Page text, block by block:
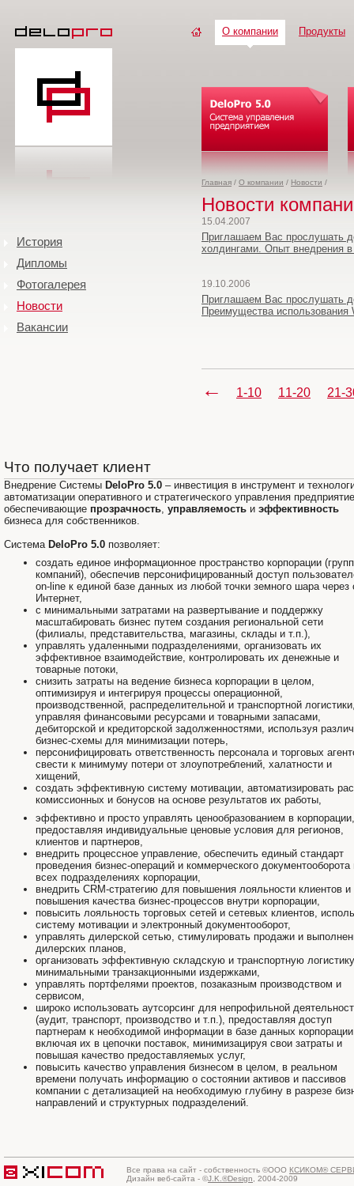
О компании Продукты
Главная / О компании / Новости /
История
Дипломы
Фотогалерея
Новости
Вакансии
Новости
15.04.2007
Приглашаем Вас прослушать
холдингами. Опыт внедрения
19.10.2006
Приглашаем Вас прослушать
Преимущества использования
← 1-10 11-20 21-
Что получает клиент
Внедрение Системы DeloPro 5.0 – инвестиция в инструмент и
автоматизации оперативного и стратегического управления
обеспечивающие прозрачность, управляемость и эффективность
бизнеса для собственников.
Система DeloPro 5.0 позволяет:
создать единое информационное пространство корпорации
компаний), обеспечив персонифицированный доступ
on-line к единой базе данных из любой точки земного шара через
Интернет,
с минимальными затратами на развертывание и поддержку
масштабировать бизнес путем создания региональной сети
(филиалы, представительства, магазины, склады и т.п.),
управлять удаленными подразделениями, организовать их
эффективное взаимодействие, контролировать их денежные и
товарные потоки,
снизить затраты на ведение бизнеса корпорации в целом,
оптимизируя и интегрируя процессы операционной,
производственной, распределительной и транспортной
управляя финансовыми ресурсами и товарными запасами,
дебиторской и кредиторской задолженностями, используя
бизнес-схемы для минимизации потерь,
персонифицировать ответственность персонала и торговых
свести к минимуму потери от злоупотреблений, халатности и
хищений,
создать эффективную систему мотивации, автоматизировать
комиссионных и бонусов на основе результатов их работы,
эффективно и просто управлять ценообразованием в корпорации,
предоставляя индивидуальные ценовые условия для регионов,
клиентов и партнеров,
внедрить процессное управление, обеспечить единый стандарт
проведения бизнес-операций и коммерческого документооборота
всех подразделениях корпорации,
внедрить CRM-стратегию для повышения лояльности клиентов и
повышения качества бизнес-процессов внутри корпорации,
повысить лояльность торговых сетей и сетевых клиентов,
систему мотивации и электронный документооборот,
управлять дилерской сетью, стимулировать продажи и
дилерских планов,
организовать эффективную складскую и транспортную
минимальными транзакционными издержками,
управлять портфелями проектов, позаказным производством и
сервисом,
широко использовать аутсорсинг для непрофильной
(аудит, транспорт, производство и т.п.), предоставляя доступ
партнерам к необходимой информации в базе данных
включая их в цепочки поставок, минимизацируя свои затраты и
повышая качество предоставляемых услуг,
повысить качество управления бизнесом в целом, в реальном
времени получать информацию о состоянии активов и пассивов
компании с детализацией на необходимую глубину в разрезе
направлений и структурных подразделений.
Все права на сайт - собственность ©ООО КСИКОМ®
Дизайн веб-сайта - ©J.K.®Design , 2004-2009